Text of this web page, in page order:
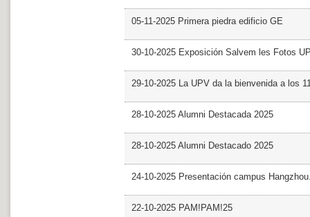
05-11-2025 Primera piedra edificio GE
30-10-2025 Exposición Salvem les Fotos
29-10-2025 La UPV da la bienvenida a los
28-10-2025 Alumni Destacada 2025
28-10-2025 Alumni Destacado 2025
24-10-2025 Presentación campus
22-10-2025 PAM!PAM!25